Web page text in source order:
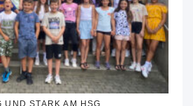
UND STARK AM HSG